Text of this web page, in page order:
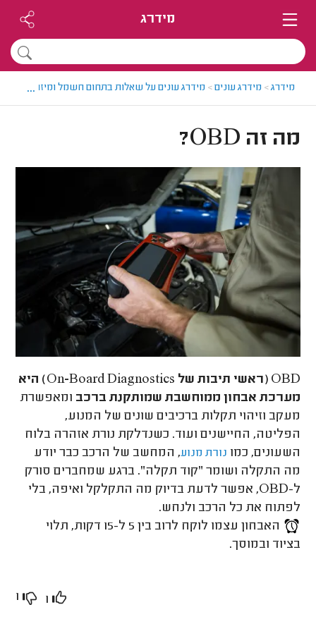
מידרג
מידרג> מידרג עונים> מידרג עונים על שאלות בתחום חשמל ומיזוג אוויר
...
מה זה OBD?
OBD (ראשי תיבות של On-Board Diagnostics) היא
מערכת אבחון ממוחשבת שמותקנת ברכב ומאפשרת
מעקב וזיהוי תקלות ברכיבים שונים של המנוע,
הפליטה, החיישנים ועוד. כשנדלקת נורת אזהרה בלוח
השעונים, כמו נורת מנוע, המחשב של הרכב כבר יודע
מה התקלה ושומר "קוד תקלה". ברגע שמחברים סורק
ל-OBD, אפשר לדעת בדיוק מה התקלקל ואיפה, בלי
לפתוח את כל הרכב ולנחש.
האבחון עצמו לוקח לרוב בין 5 ל-15 דקות, תלוי
בציוד ובמוסך.
1
1